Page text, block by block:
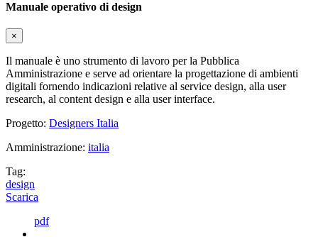
Manuale operativo di design
×
Il manuale è uno strumento di lavoro per la Pubblica
Amministrazione e serve ad orientare la progettazione di ambienti
digitali fornendo indicazioni relative al service design, alla user
research, al content design e alla user interface.
Progetto: Designers Italia
Amministrazione: italia
Tag:
design
Scarica
pdf